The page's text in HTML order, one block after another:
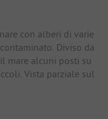
con alberi di varie
Diviso da
mare alcuni posti su
Vista parziale sul